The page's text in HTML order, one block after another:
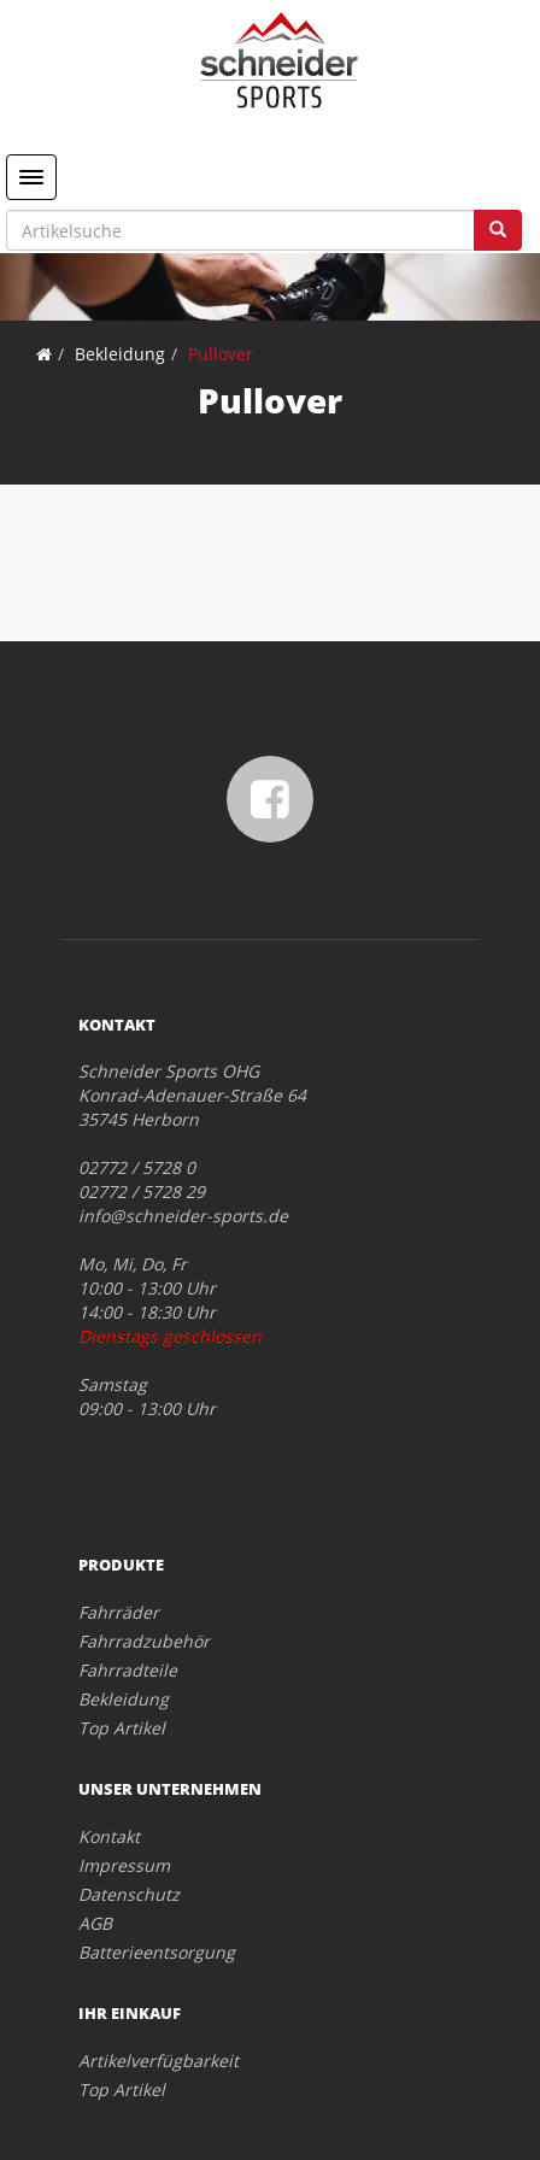
Toggle navigation
Bekleidung Pullover
Pullover
KONTAKT
Schneider Sports OHG
Konrad-Adenauer-Straße 64
35745 Herborn
02772 / 5728 0
02772 / 5728 29
info@schneider-sports.de
Mo, Mi, Do, Fr
10:00 - 13:00 Uhr
14:00 - 18:30 Uhr
Dienstags geschlossen
Samstag
09:00 - 13:00 Uhr
PRODUKTE
Fahrräder
Fahrradzubehör
Fahrradteile
Bekleidung
Top Artikel
UNSER UNTERNEHMEN
Kontakt
Impressum
Datenschutz
AGB
Batterieentsorgung
IHR EINKAUF
Artikelverfügbarkeit
Top Artikel